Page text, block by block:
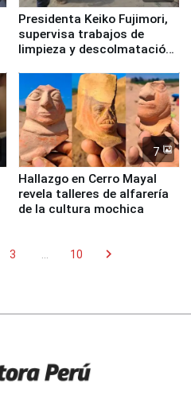
Presidenta Keiko Fujimori,
supervisa trabajos de
limpieza y descolmatación
7
Hallazgo en Cerro Mayal
revela talleres de alfarería
de la cultura mochica
3 ... 10 chevron_right